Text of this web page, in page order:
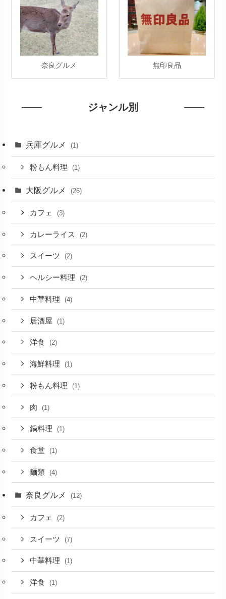
奈良グルメ 無印良品
ジャンル別
兵庫グルメ (1)
粉もん料理 (1)
大阪グルメ (26)
カフェ (3)
カレーライス (2)
スイーツ (2)
ヘルシー料理 (2)
中華料理 (4)
居酒屋 (1)
洋食 (2)
海鮮料理 (1)
粉もん料理 (1)
肉 (1)
鍋料理 (1)
食堂 (1)
麺類 (4)
奈良グルメ (12)
カフェ (2)
スイーツ (7)
中華料理 (1)
洋食 (1)